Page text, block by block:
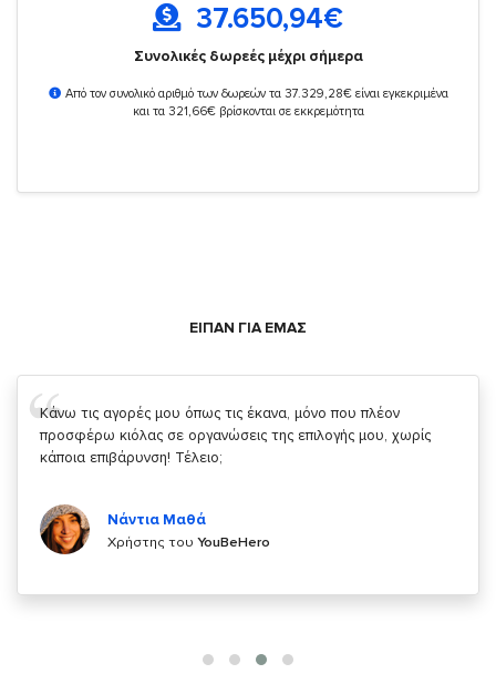
37.650,94€
Συνολικές δωρεές μέχρι σήμερα
Από τον συνολικό αριθμό των δωρεών τα 37.329,28€ είναι εγκεκριμένα
και τα 321,66€ βρίσκονται σε εκκρεμότητα
ΕΙΠΑΝ ΓΙΑ ΕΜΑΣ
Σας ευχαριστώ που μας δίνετε την δυνατότητα να κάνουμε
κάτι!
Χρήστης τουYouBeHero